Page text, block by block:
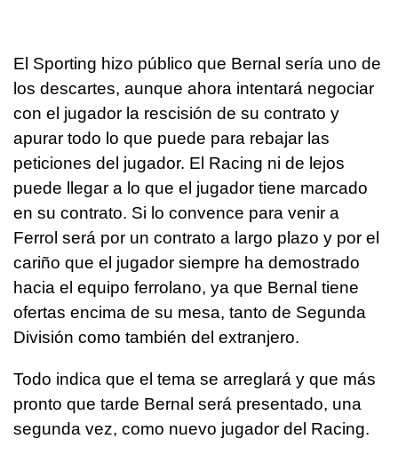
El Sporting hizo público que Bernal sería uno de
los descartes, aunque ahora intentará negociar
con el jugador la rescisión de su contrato y
apurar todo lo que puede para rebajar las
peticiones del jugador. El Racing ni de lejos
puede llegar a lo que el jugador tiene marcado
en su contrato. Si lo convence para venir a
Ferrol será por un contrato a largo plazo y por el
cariño que el jugador siempre ha demostrado
hacia el equipo ferrolano, ya que Bernal tiene
ofertas encima de su mesa, tanto de Segunda
División como también del extranjero.
Todo indica que el tema se arreglará y que más
pronto que tarde Bernal será presentado, una
segunda vez, como nuevo jugador del Racing.